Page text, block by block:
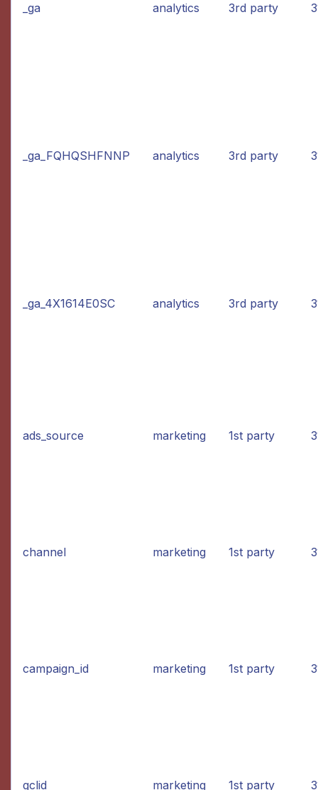
_ga analytics 3rd party
_ga_FQHQSHFNNP analytics 3rd party
_ga_4X1614E0SC analytics 3rd party
ads_source marketing 1st party
channel marketing 1st party
campaign_id marketing 1st party
gclid marketing 1st party